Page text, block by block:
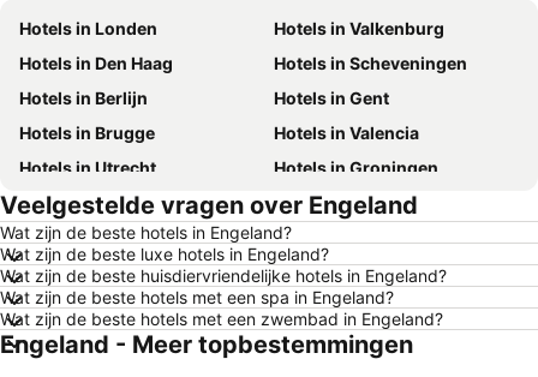
Hotels in Londen
Hotels in Valkenburg
Hotels in Den Haag
Hotels in Scheveningen
Hotels in Berlijn
Hotels in Gent
Hotels in Brugge
Hotels in Valencia
Hotels in Utrecht
Hotels in Groningen
Hotels in Kopenhagen
Hotels in Keulen
Hotels in Luxemburg Stad
Hotels in Dusseldorf
Hotels in Eindhoven
Hotels in Noordwijk
Hotels in Haarlem
Hotels in Hamburg
Hotels in Cochem
Hotels in Duitsland
Veelgestelde vragen over Engeland
Wat zijn de beste hotels in Engeland?
Wat zijn de beste luxe hotels in Engeland?
Wat zijn de beste huisdiervriendelijke hotels in Engeland?
Wat zijn de beste hotels met een spa in Engeland?
Wat zijn de beste hotels met een zwembad in Engeland?
Engeland - Meer topbestemmingen